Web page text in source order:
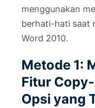
menggunakan
berhati-hati saat
Word 2010.
Metode 1:
Fitur
Opsi yang